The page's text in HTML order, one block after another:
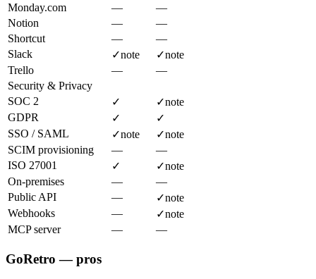
Monday.com
—
—
Notion
—
—
Shortcut
—
—
Slack
✓note ✓note
Trello
—
—
Security & Privacy
SOC 2
✓ ✓note
GDPR
✓
✓
SSO / SAML
✓note ✓note
SCIM provisioning
—
—
ISO 27001
✓ ✓note
On-premises
—
—
Public API
— ✓note
Webhooks
— ✓note
MCP server
— —
GoRetro — pros